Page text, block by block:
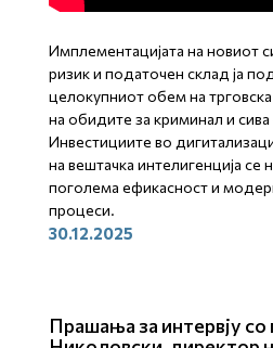
Имплементацијата на новиот
ризик и податочен склад ја
целокупниот обем на
на обидите за криминал и
Инвестициите во
на вештачка интелигенција се
поголема ефикасност и
процеси.
30.12.2025
Прашања за интервју